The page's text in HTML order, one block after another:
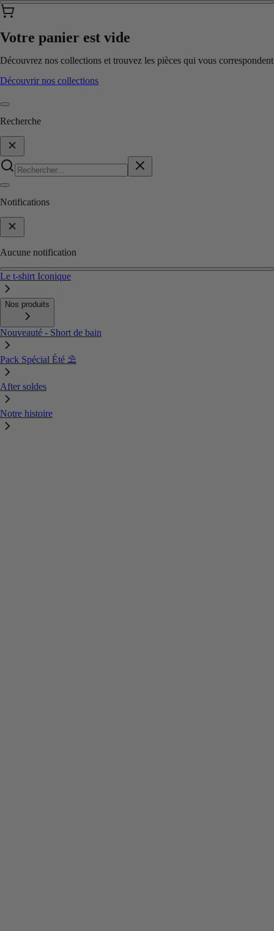
Votre panier est vide
Découvrez nos collections et trouvez les pièces qui vous correspondent
Découvrir nos collections
Recherche
Notifications
Aucune notification
Le t-shirt Iconique
Nos produits
Nouveauté - Short de bain
Pack Spécial Été ⛱️
After soldes
Notre histoire